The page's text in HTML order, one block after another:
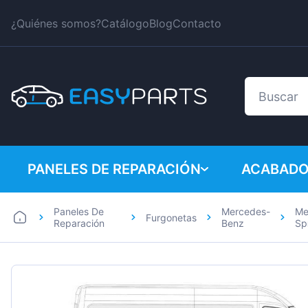
¿Quiénes somos?CatálogoBlogContacto
PANELES DE REPARACIÓN
Coches
Furgonetas
BMW
Citroen
Fiat
Paneles De
Reparación
Furgonetas
Mercedes-
Benz